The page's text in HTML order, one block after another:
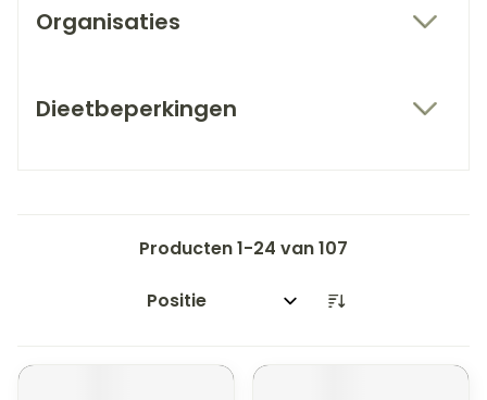
Organisaties
Dieetbeperkingen
Producten1-24 van107
Sorteer op: